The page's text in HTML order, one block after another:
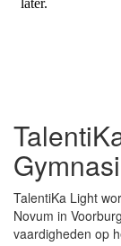
TalentiKa Light
Novum in
vaardigheden op